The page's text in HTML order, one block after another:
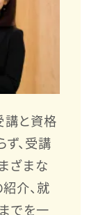
講と資格
、受講
ざまな
介、就
でを一